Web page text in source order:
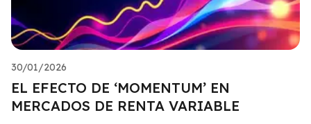
30/01/2026
EL EFECTO DE ‘MOMENTUM’ EN
MERCADOS DE RENTA VARIABLE